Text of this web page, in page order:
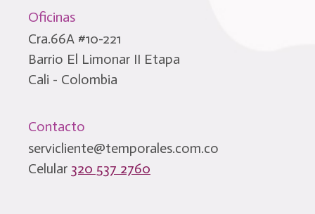
Oficinas
Cra.66A #10-221
Barrio El Limonar II Etapa
Cali - Colombia
Contacto
servicliente@temporales.com.co
Celular 320 537 2760